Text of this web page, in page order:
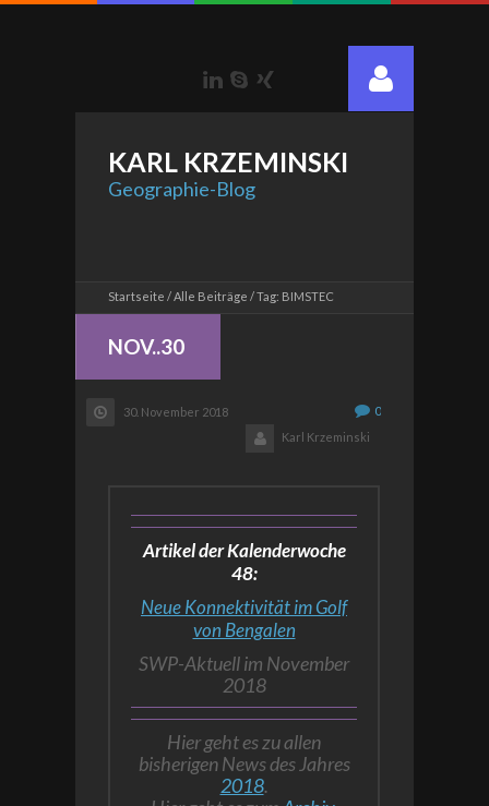
LinkedIn
Skype
KARL KRZEMINSKI
Geographie-Blog
Startseite Alle Beiträge Tag: BIMSTEC
NOV..30
30. November 2018
0
Karl Krzeminski
Artikel der Kalenderwoche
48:
Neue Konnektivität im Golf
von Bengalen
SWP-Aktuell im November
2018
Hier geht es zu allen
bisherigen News des Jahres
2018.